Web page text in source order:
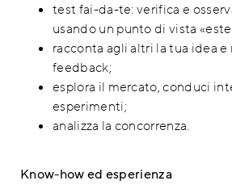
test fai-da-te: verifica e
usando un punto di vista
racconta agli altri la tua idea
feedback;
esplora il mercato, conduci
esperimenti;
analizza la concorrenza.
Know-how ed esperienza